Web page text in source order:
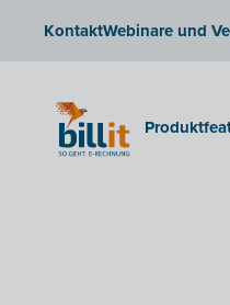
KontaktWebinare und